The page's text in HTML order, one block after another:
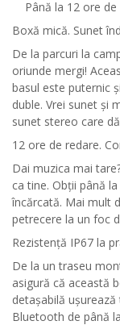
Până la 12 ore de
Boxă mică. Sunet
De la parcuri la
oriunde mergi!
basul este puternic
duble. Vrei sunet şi
sunet stereo care
12 ore de redare.
Dai muzica mai
ca tine. Obţii până
încărcată. Mai mult
petrecere la un foc
Rezistenţă IP67 la
De la un traseu
asigură că această
detaşabilă
Bluetooth de până